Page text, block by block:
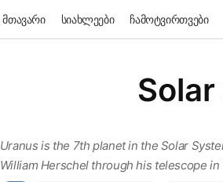
მთავარი სიახლეები ჩამოტვირთვები
Uranus is the 7th planet in the Solar
William Herschel through his telescope